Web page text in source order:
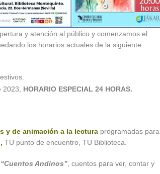
y atención al público y comenzamos el
los horarios actuales de la siguiente
HORARIO ESPECIAL 24 HORAS.
y de animación a la lectura programadas para
TU punto de encuentro, TU Biblioteca.
“Cuentos Andinos” , cuentos para ver, contar y